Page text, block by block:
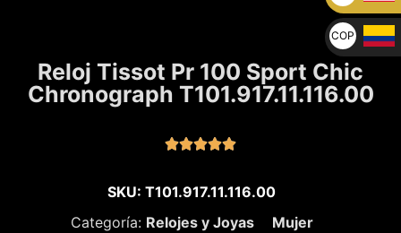
Reloj Tissot Pr 100 Sport Chic
Chronograph T101.917.11.116.00

SKU: T101.917.11.116.00
Categoría: Relojes y Joyas
Mujer
U$
COP
$